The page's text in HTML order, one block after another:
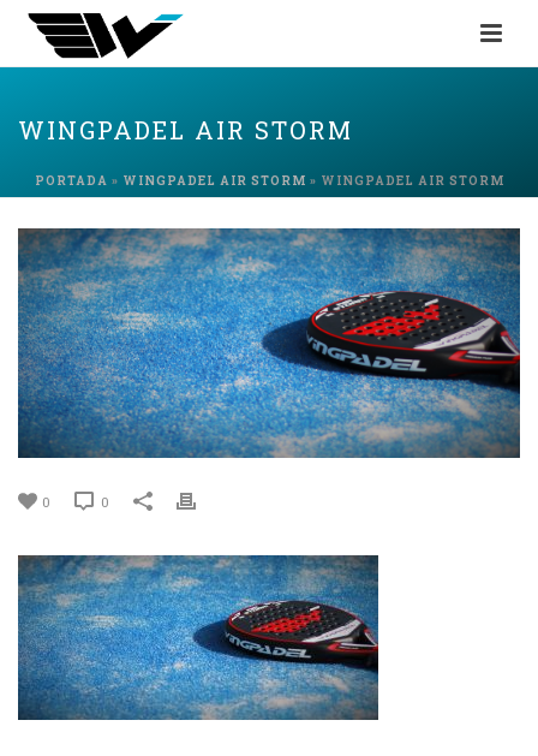
WINGPADEL AIR STORM
PORTADA » WINGPADEL AIR STORM » WINGPADEL AIR STORM
0 0